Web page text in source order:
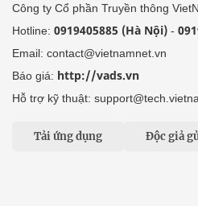
Công ty Cổ phần Truyền thông
Hotline: 0919405885 (Hà Nội) -
Email: contact@vietnamnet.vn
Báo giá: http://vads.vn
Hỗ trợ kỹ thuật:
Tải ứng dụng Độc giả